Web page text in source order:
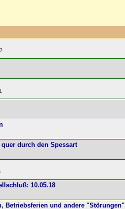
durch den Spessart
10.05.18
Betriebsferien und andere "Störungen"